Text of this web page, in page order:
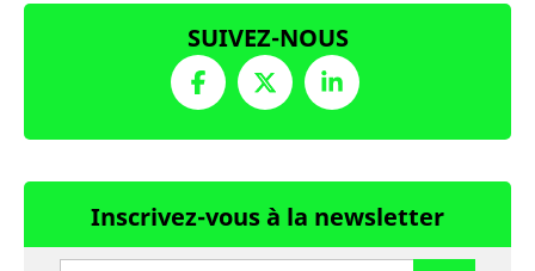
SUIVEZ-NOUS
Inscrivez-vous à la newsletter